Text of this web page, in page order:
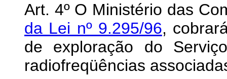
Art. 4º O Ministério das
da Lei nº 9.295/96,
de exploração do
radiofreqüências